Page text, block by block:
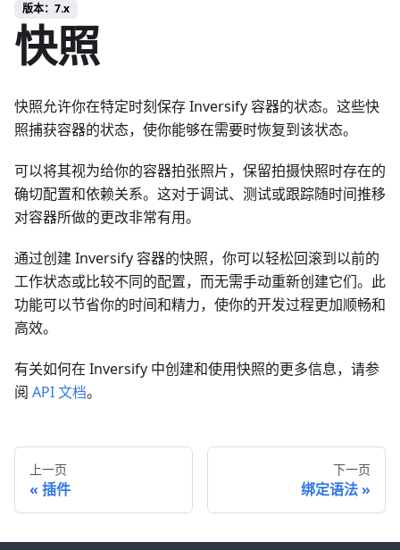
版本：7.x
快照
快照允许你在特定时刻保存 Inversify 容器的状态。这些快
照捕获容器的状态，使你能够在需要时恢复到该状态。
可以将其视为给你的容器拍张照片，保留拍摄快照时存在的
确切配置和依赖关系。这对于调试、测试或跟踪随时间推移
对容器所做的更改非常有用。
通过创建 Inversify 容器的快照，你可以轻松回滚到以前的
工作状态或比较不同的配置，而无需手动重新创建它们。此
功能可以节省你的时间和精力，使你的开发过程更加顺畅和
高效。
有关如何在 Inversify 中创建和使用快照的更多信息，请参
阅 API 文档。
上一页
插件
下一页
绑定语法